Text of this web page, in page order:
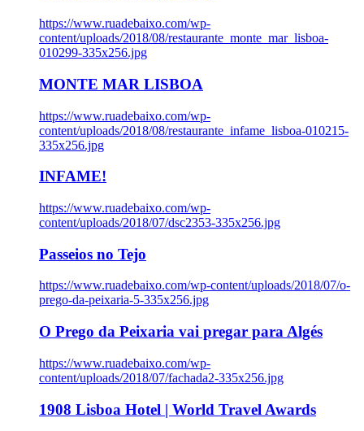
https://www.ruadebaixo.com/wp-
content/uploads/2018/08/restaurante_monte_mar_lisboa-
010299-335x256.jpg
MONTE MAR LISBOA
https://www.ruadebaixo.com/wp-
content/uploads/2018/08/restaurante_infame_lisboa-010215-
335x256.jpg
INFAME!
https://www.ruadebaixo.com/wp-
content/uploads/2018/07/dsc2353-335x256.jpg
Passeios no Tejo
https://www.ruadebaixo.com/wp-content/uploads/2018/07/o-
prego-da-peixaria-5-335x256.jpg
O Prego da Peixaria vai pregar para Algés
https://www.ruadebaixo.com/wp-
content/uploads/2018/07/fachada2-335x256.jpg
1908 Lisboa Hotel | World Travel Awards